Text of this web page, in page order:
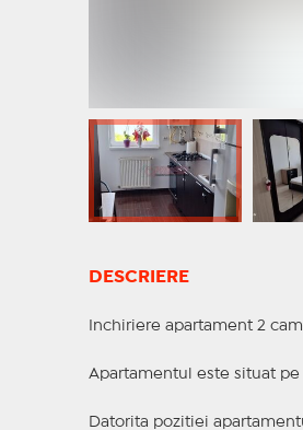
DESCRIERE
Inchiriere apartament 2
Apartamentul este situat
Datorita pozitiei